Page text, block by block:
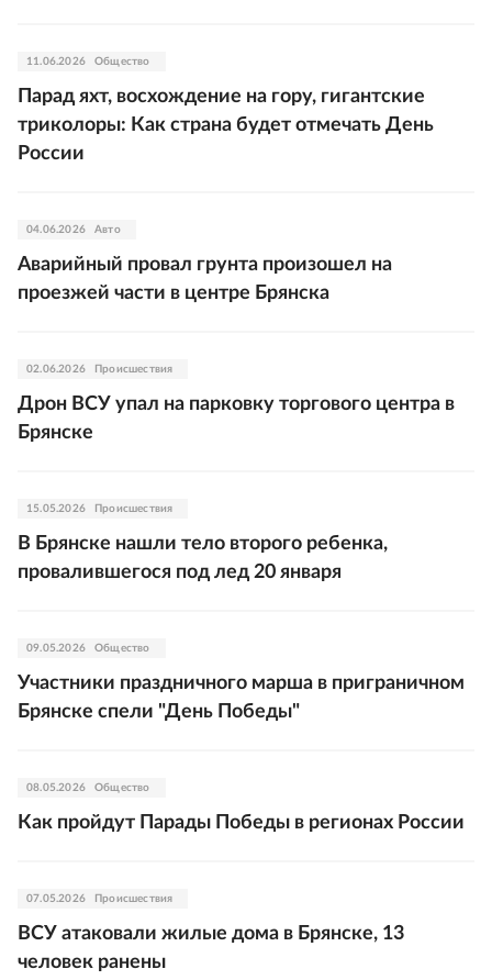
11.06.2026 Общество
Парад яхт, восхождение на гору, гигантские
триколоры: Как страна будет отмечать День
России
04.06.2026 Авто
Аварийный провал грунта произошел на
проезжей части в центре Брянска
02.06.2026 Происшествия
Дрон ВСУ упал на парковку торгового центра в
Брянске
15.05.2026 Происшествия
В Брянске нашли тело второго ребенка,
провалившегося под лед 20 января
09.05.2026 Общество
Участники праздничного марша в приграничном
Брянске спели "День Победы"
08.05.2026 Общество
Как пройдут Парады Победы в регионах России
07.05.2026 Происшествия
ВСУ атаковали жилые дома в Брянске, 13
человек ранены